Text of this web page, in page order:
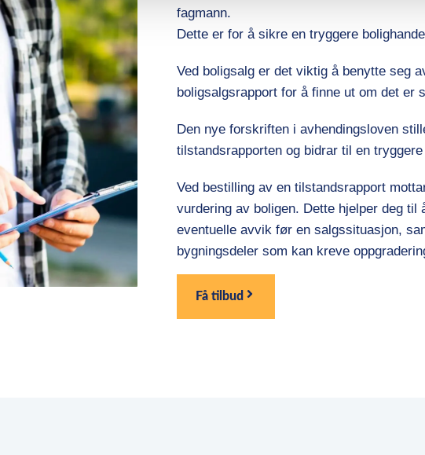
fagmann.
Dette er for å sikre en tryggere
Ved boligsalg er det viktig å benytte seg
boligsalgsrapport for å finne ut om det er
Den nyeforskriften i avhendingsloven
tilstandsrapporten og bidrar til en
Ved bestilling av en tilstandsrapport
vurdering av boligen. Dette hjelper deg til
eventuelle avvik før en salgssituasjon,
bygningsdeler som kan kreve
Få tilbud